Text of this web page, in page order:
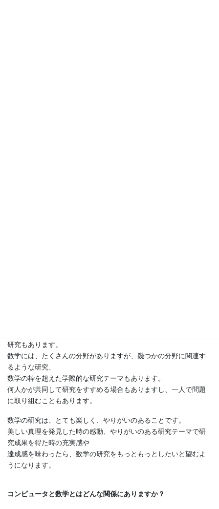
研究もあります。
数学には、たくさんの分野がありますが、幾つかの分野に関連す
るような研究、
数学の枠を超えた学際的な研究テーマもあります。
何人かが共同して研究をすすめる場合もありますし、一人で問題
に取り組むこともあります。
数学の研究は、とても楽しく、やりがいのあることです。
美しい真理を発見した時の感動、やりがいのある研究テーマで研
究成果を得た時の充実感や
達成感を味わったら、数学の研究をもっともっとしたいと望むよ
うになります。
コンピュータと数学とはどんな関係にありますか？